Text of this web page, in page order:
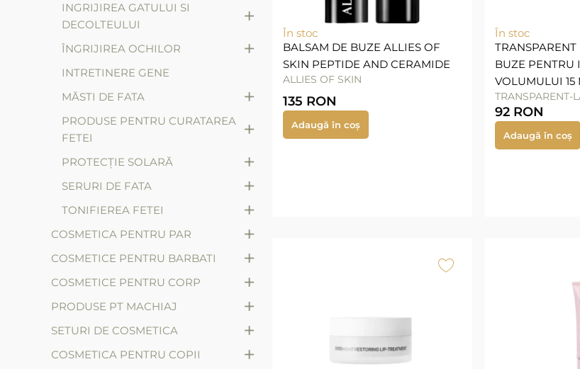
INGRIJIREA GATULUI SI
DECOLTEULUI
+
ÎNGRIJIREA OCHILOR +
INTRETINERE GENE
MĂSTI DE FATA
+
PRODUSE PENTRU CURATAREA
FETEI
+
PROTECȚIE SOLARĂ +
SERURI DE FATA +
TONIFIEREA FETEI +
COSMETICA PENTRU PAR +
COSMETICE PENTRU BARBATI +
COSMETICE PENTRU CORP +
PRODUSE PT MACHIAJ +
SETURI DE COSMETICA +
СOSMETICA PENTRU COPII +
În stoc
BALSAM DE BUZE ALLIES OF
SKIN PEPTIDE AND CERAMIDE
ALLIES OF SKIN
135 RON
Adaugă în coș
În stoc
BUZE PENTRU
VOLUMULUI 15
TRANSPARENT-
92 RON
Adaugă în coș